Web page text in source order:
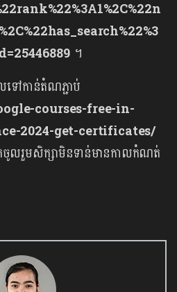
។
ទៅកាន់តំណភ្ជាប់
courses-free-in-
2024-get-certificates/
លរួមសិក្សាមិនទាន់មានកាលកំណត់